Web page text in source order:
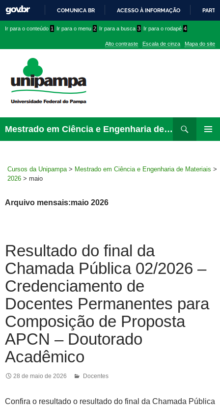
PARA
CONTEÚDO
COMUNICA BR ACESSO À INFORMAÇÃO
conteúdo
menu
superior
menu
Ir para o conteúdo 1 Ir para o menu 2 Ir para a busca 3 Ir para o rodapé 4
Alto contraste Escala de cinza Mapa do site
Mestrado em Ciência e Engenharia de Materiais
para
Cursos da Unipampa > Mestrado em Ciência e Engenharia de Materiais >
2026 > maio
Arquivo mensais:maio 2026
Resultado do final da
Chamada Pública 02/2026 –
Credenciamento de
Docentes Permanentes para
Composição de Proposta
APCN – Doutorado
Acadêmico
28 de maio de 2026 Docentes
Confira o resultado o resultado do final da Chamada Pública